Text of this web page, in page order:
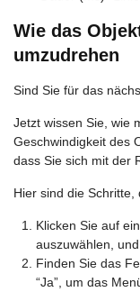
Wie das
umzudrehen
Sind Sie für das
Jetzt wissen Sie, wie
Geschwindigkeit des
dass Sie sich mit der
Hier sind die
Klicken Sie auf
auszuwählen,
Finden Sie das
“Ja”, um das